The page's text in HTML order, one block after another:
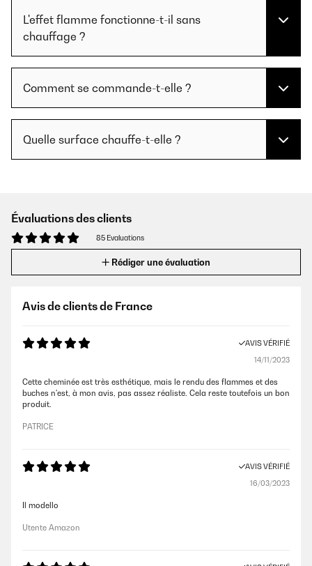
L'effet flamme fonctionne-t-il sans
chauffage ?
Comment se commande-t-elle ?
Quelle surface chauffe-t-elle ?
Évaluations des clients
85 Evaluations
Rédiger une évaluation
Avis de clients de France
AVIS VÉRIFIÉ
14/11/2023
Cette cheminée est très esthétique, mais le rendu des flammes et des
buches n'est, à mon avis, pas assez réaliste. Cela reste toutefois un bon
produit.
PATRICE
AVIS VÉRIFIÉ
16/03/2023
Il modello
Utente Amazon